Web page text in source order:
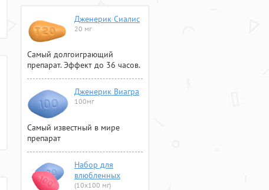
Дженерик Сиалис
20 мг
Самый долгоиграющий
препарат. Эффект до 36 часов.
Дженерик Виагра
100мг
Самый известный в мире
препарат
Набор для
влюбленных
(10х100 мг)